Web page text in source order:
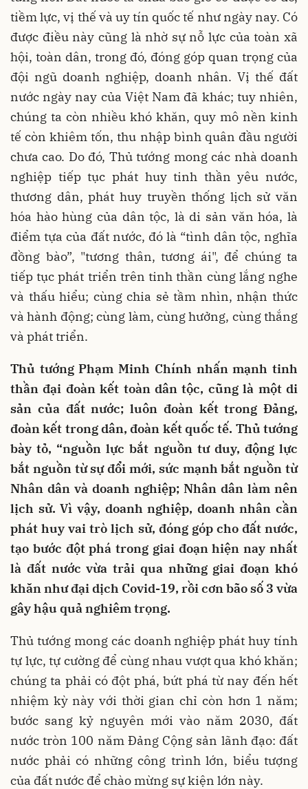
tiềm lực, vị thế và uy tín quốc tế như ngày nay. Có
được điều này cũng là nhờ sự nỗ lực của toàn xã
hội, toàn dân, trong đó, đóng góp quan trọng của
đội ngũ doanh nghiệp, doanh nhân. Vị thế đất
nước ngày nay của Việt Nam đã khác; tuy nhiên,
chúng ta còn nhiều khó khăn, quy mô nền kinh
tế còn khiêm tốn, thu nhập bình quân đầu người
chưa cao. Do đó, Thủ tướng mong các nhà doanh
nghiệp tiếp tục phát huy tinh thần yêu nước,
thương dân, phát huy truyền thống lịch sử văn
hóa hào hùng của dân tộc, là di sản văn hóa, là
điểm tựa của đất nước, đó là “tình dân tộc, nghĩa
đồng bào”, "tương thân, tương ái", để chúng ta
tiếp tục phát triển trên tinh thần cùng lắng nghe
và thấu hiểu; cùng chia sẻ tầm nhìn, nhận thức
và hành động; cùng làm, cùng hưởng, cùng thắng
và phát triển.
Thủ tướng Phạm Minh Chính nhấn mạnh tinh
thần đại đoàn kết toàn dân tộc, cũng là một di
sản của đất nước; luôn đoàn kết trong Đảng,
đoàn kết trong dân, đoàn kết quốc tế. Thủ tướng
bày tỏ, “nguồn lực bắt nguồn tư duy, động lực
bắt nguồn từ sự đổi mới, sức mạnh bắt nguồn từ
Nhân dân và doanh nghiệp; Nhân dân làm nên
lịch sử. Vì vậy, doanh nghiệp, doanh nhân cần
phát huy vai trò lịch sử, đóng góp cho đất nước,
tạo bước đột phá trong giai đoạn hiện nay nhất
là đất nước vừa trải qua những giai đoạn khó
khăn như đại dịch Covid-19, rồi cơn bão số 3 vừa
gây hậu quả nghiêm trọng.
Thủ tướng mong các doanh nghiệp phát huy tính
tự lực, tự cường để cùng nhau vượt qua khó khăn;
chúng ta phải có đột phá, bứt phá từ nay đến hết
nhiệm kỳ này với thời gian chỉ còn hơn 1 năm;
bước sang kỷ nguyên mới vào năm 2030, đất
nước tròn 100 năm Đảng Cộng sản lãnh đạo: đất
nước phải có những công trình lớn, biểu tượng
của đất nước để chào mừng sự kiện lớn này.